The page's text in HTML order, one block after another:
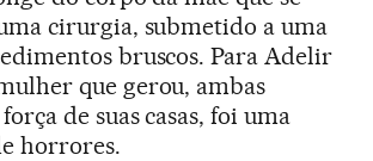
cirurgia, submetido a uma
bruscos. Para Adelir
que gerou, ambas
de suas casas, foi uma
horrores.